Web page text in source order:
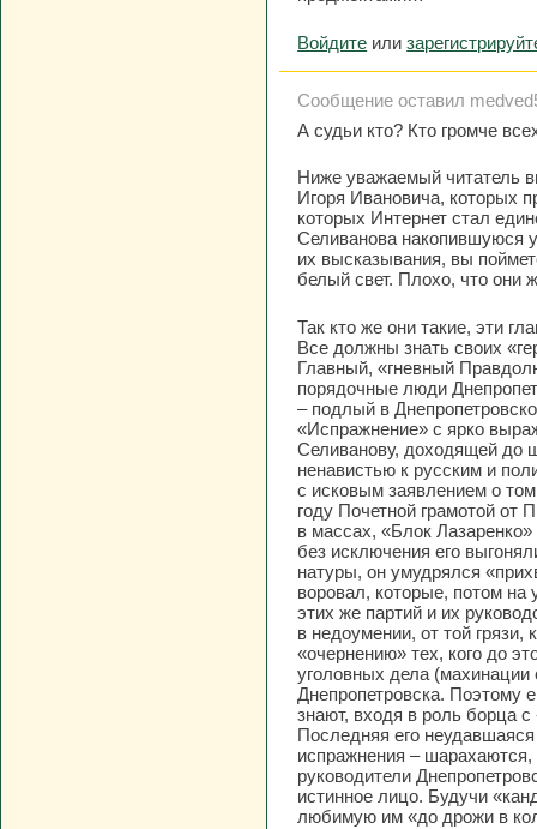
Войдите или
Сообщение оставил
А судьи кто? Кто громче
Ниже уважаемый читатель
Игоря Ивановича, которых
которых Интернет стал
Селиванова накопившуюся
их высказывания, вы
белый свет. Плохо, что они
Так кто же они такие, эти
Все должны знать своих
Главный, «гневный
порядочные люди
– подлый в
«Испражнение» с ярко
Селиванову, доходящей до
ненавистью к русским и
с исковым заявлением о
году Почетной грамотой от
в массах, «Блок
без исключения его
натуры, он умудрялся
воровал, которые, потом на
этих же партий и их
в недоумении, от той
«очернению» тех, кого до
уголовных дела (махинации
Днепропетровска. Поэтому
знают, входя в роль борца
Последняя его
испражнения –
руководители
истинное лицо. Будучи
любимую им «до дрожи в